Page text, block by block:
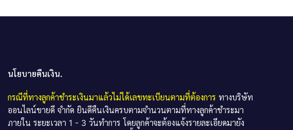
นโยบายคืนเงิน.
กรณีที่ทางลูกค้าชำระเงินมาแล้วไม่ได้เลขทะเบียนตามที่ต้องการ ทางบริษัท
ออนไลน์ขายดี จำกัด ยินดีคืนเงินครบตามจำนวนตามที่ทางลูกค้าชำระมา
ภายใน ระยะเวลา 1 - 3 วันทำการ โดยลูกค้าจะต้องแจ้งรายละเอียดมายัง